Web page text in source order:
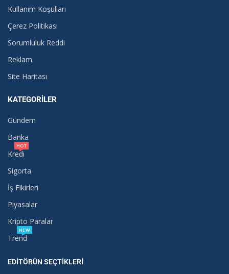
Kullanım Koşulları
Çerez Politikası
Sorumluluk Reddi
Reklam
Site Haritası
KATEGORILER
Gündem
Banka
Kredi
HOT
Sigorta
İş Fikirleri
Piyasalar
Kripto Paralar
Trend
NEW
EDITÖRÜN SEÇTIKLERI